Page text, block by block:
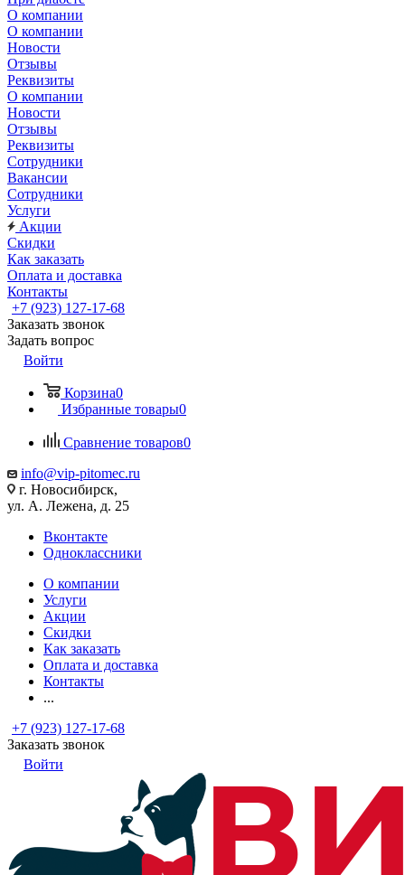
О компании
О компании
Новости
Отзывы
Реквизиты
О компании
Новости
Отзывы
Реквизиты
Сотрудники
Вакансии
Сотрудники
Услуги
Акции
Скидки
Как заказать
Оплата и доставка
Контакты
+7 (923) 127-17-68
Заказать звонок
Задать вопрос
Войти
Корзина0
Избранные товары0
Сравнение товаров0
info@vip-pitomec.ru
г. Новосибирск,
ул. А. Лежена, д. 25
Вконтакте
Одноклассники
О компании
Услуги
Акции
Скидки
Как заказать
Оплата и доставка
Контакты
...
+7 (923) 127-17-68
Заказать звонок
Войти